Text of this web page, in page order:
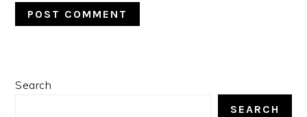
PRIMARY
Search
SEARCH